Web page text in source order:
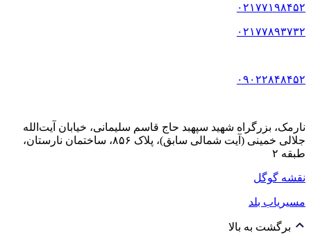
۰۲۱۷۷۱۹۸۴۵۲
۰۲۱۷۷۸۹۳۷۳۲
۰۹۰۲۲۸۴۸۴۵۲
نارمک، بزرگراه شهید سپهبد حاج قاسم سلیمانی، خیابان آیت‌الله
جلالی خمینی (آیت شمالی سابق)، پلاک ۸۵۶، ساختمان نارستان،
طبقه ۲
نقشه گوگل
مسیریاب بلد
برگشت به بالا